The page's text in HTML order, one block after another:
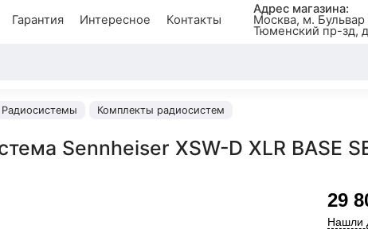
Гарантия Интересное Контакты
Адрес магазина:
Москва, м. Бульвар
Тюменский пр-зд,
Радиосистемы Комплекты радиосистем
Sennheiser XSW-D XLR BASE
29
Нашли